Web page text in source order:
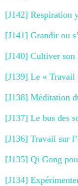
[J142] Respiration
[J141] Grandir ou
[J140] Cultiver son
[J139] Le «
[J138] Méditation
[J137] Le bus des
[J136] Travail sur
[J135] Qi Gong
[J134]